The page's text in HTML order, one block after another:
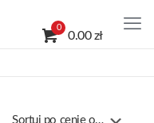
0
0.00 zł